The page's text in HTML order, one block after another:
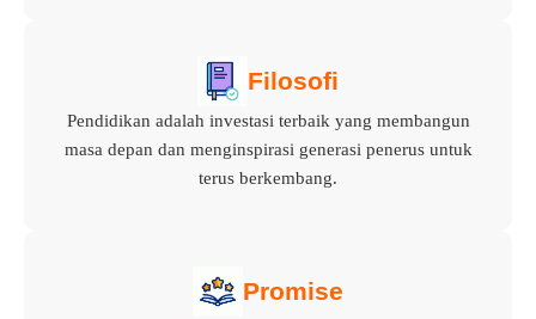
Filosofi
Pendidikan adalah investasi terbaik yang membangun
masa depan dan menginspirasi generasi penerus untuk
terus berkembang.
Promise